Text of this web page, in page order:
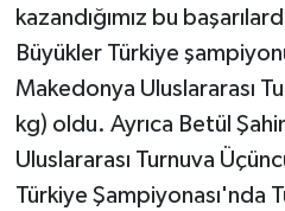
kazandığımız bu
Büyükler Türkiye
Makedonya Uluslararası
kg) oldu. Ayrıca Betül
Uluslararası Turnuva
Türkiye Şampiyonası'nda